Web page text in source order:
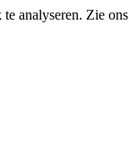
analyseren. Zie ons